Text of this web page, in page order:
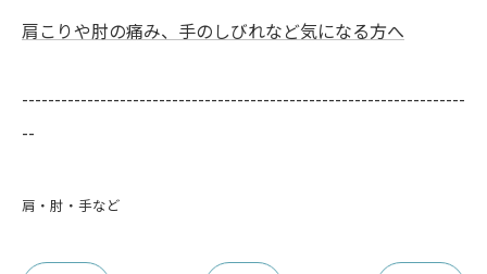
肩こりや肘の痛み、手のしびれなど気になる方へ
--------------------------------------------------------------------
--
肩・肘・手など